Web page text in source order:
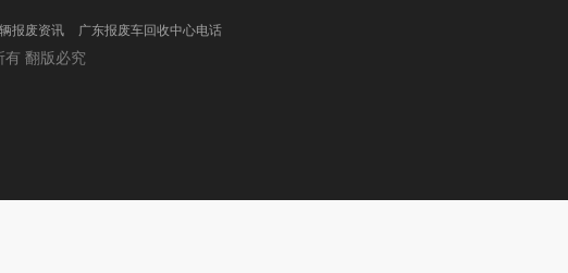
报废资讯 广东报废车回收中心电话
有 翻版必究